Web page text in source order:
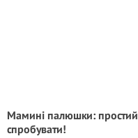
Мамині палюшки:
спробувати!